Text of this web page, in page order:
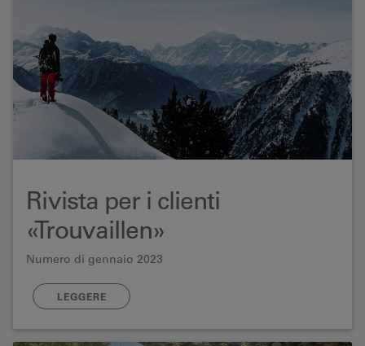
Rivista per i clienti
«Trouvaillen»
Numero di gennaio 2023
LEGGERE